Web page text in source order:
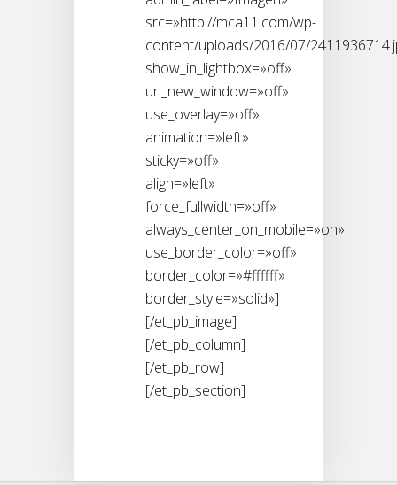
src=»http://mca11.com/wp-
content/uploads/2016/07/
show_in_lightbox=»off»
url_new_window=»off»
use_overlay=»off»
animation=»left»
sticky=»off»
align=»left»
force_fullwidth=»off»
always_center_on_mobile=»on»
use_border_color=»off»
border_color=»#ffffff»
border_style=»solid»]
[/et_pb_image]
[/et_pb_column]
[/et_pb_row]
[/et_pb_section]